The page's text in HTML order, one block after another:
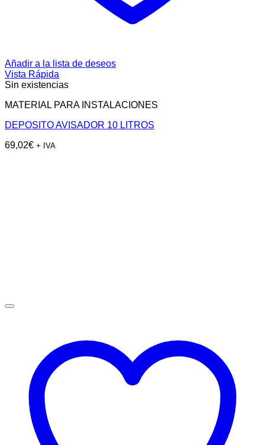
Añadir a la lista de deseos
Vista Rápida
Sin existencias
MATERIAL PARA INSTALACIONES
DEPOSITO AVISADOR 10 LITROS
69,02€ + IVA